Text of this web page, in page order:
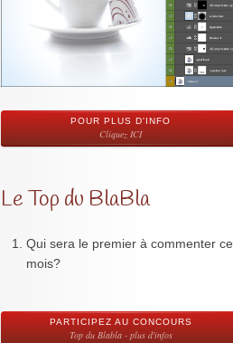
POUR PLUS D'INFO
Cliquez ICI
Le Top du BlaBla
Qui sera le premier à commenter ce
mois?
PARTICIPEZ AU CONCOURS
Top du Blabla - plus d'infos